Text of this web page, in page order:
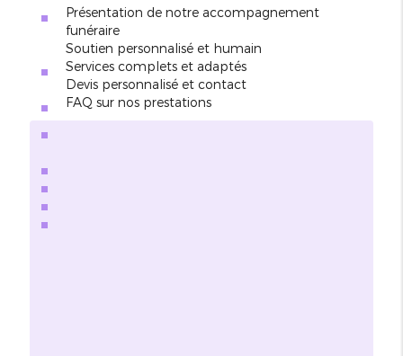
Présentation de notre accompagnement
funéraire
Soutien personnalisé et humain
Services complets et adaptés
Devis personnalisé et contact
FAQ sur nos prestations